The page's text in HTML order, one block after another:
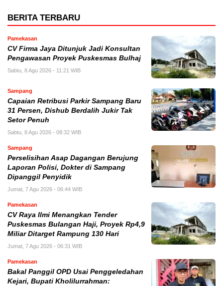
BERITA TERBARU
Pamekasan
CV Firma Jaya Ditunjuk Jadi Konsultan
Pengawasan Proyek Puskesmas Bulhaj
Sabtu, 8 Agu 2026 - 11:21 WIB
Sampang
Capaian Retribusi Parkir Sampang Baru
31 Persen, Dishub Berdalih Jukir Tak
Setor Penuh
Sabtu, 8 Agu 2026 - 08:32 WIB
Sampang
Perselisihan Asap Dagangan Berujung
Laporan Polisi, Dokter di Sampang
Dipanggil Penyidik
Jumat, 7 Agu 2026 - 06:44 WIB
Pamekasan
CV Raya Ilmi Menangkan Tender
Puskesmas Bulangan Haji, Proyek Rp4,9
Miliar Ditarget Rampung 130 Hari
Jumat, 7 Agu 2026 - 06:31 WIB
Pamekasan
Bakal Panggil OPD Usai Penggeledahan
Kejari, Bupati Kholilurrahman: